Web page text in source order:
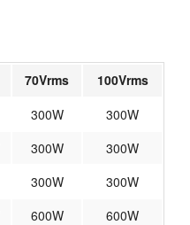
70Vrms
100Vrms
300W
300W
300W
300W
300W
300W
600W
600W